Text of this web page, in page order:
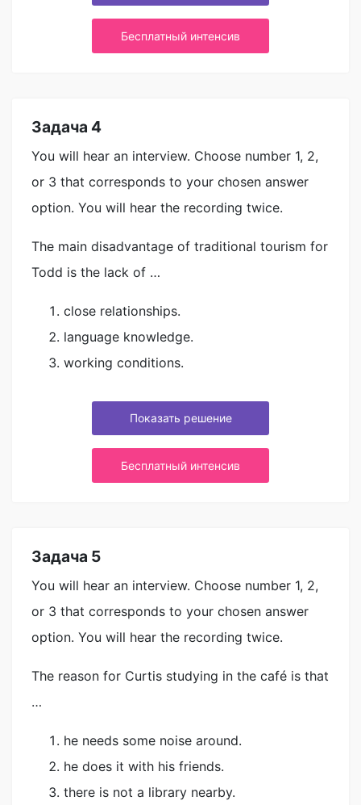
Бесплатный интенсив
Задача 4
You will hear an interview. Choose number 1, 2,
or 3 that corresponds to your chosen answer
option. You will hear the recording twice.
The main disadvantage of traditional tourism for
Todd is the lack of …
close relationships.
language knowledge.
working conditions.
Показать решение
Бесплатный интенсив
Задача 5
You will hear an interview. Choose number 1, 2,
or 3 that corresponds to your chosen answer
option. You will hear the recording twice.
The reason for Curtis studying in the café is that
…
he needs some noise around.
he does it with his friends.
there is not a library nearby.